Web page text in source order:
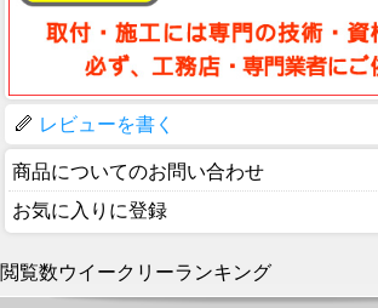
レビューを書く
商品についてのお問い合わせ
お気に入りに登録
閲覧数ウイークリーランキング